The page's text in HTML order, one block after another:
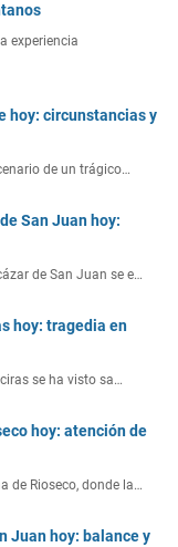
experiencia
hoy: circunstancias y
de un trágico…
San Juan hoy:
de San Juan se e…
hoy: tragedia en
se ha visto sa…
hoy: atención de
de Rioseco, donde la…
Juan hoy: balance y